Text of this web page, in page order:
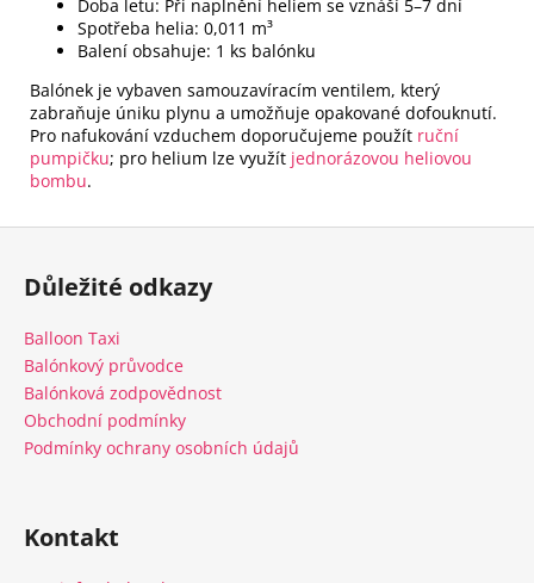
​Doba letu: Při naplnění heliem se vznáší 5–7 dní​
Spotřeba helia: 0,011 m³
Balení obsahuje: 1 ks balónku​
Balónek je vybaven samouzavíracím ventilem, který
zabraňuje úniku plynu a umožňuje opakované dofouknutí.
Pro nafukování vzduchem doporučujeme použít ruční
pumpičku; pro helium lze využít jednorázovou heliovou
bombu.​
Z
Důležité odkazy
Balloon Taxi
Balónkový průvodce
Balónková zodpovědnost
Obchodní podmínky
Podmínky ochrany osobních údajů
Kontakt